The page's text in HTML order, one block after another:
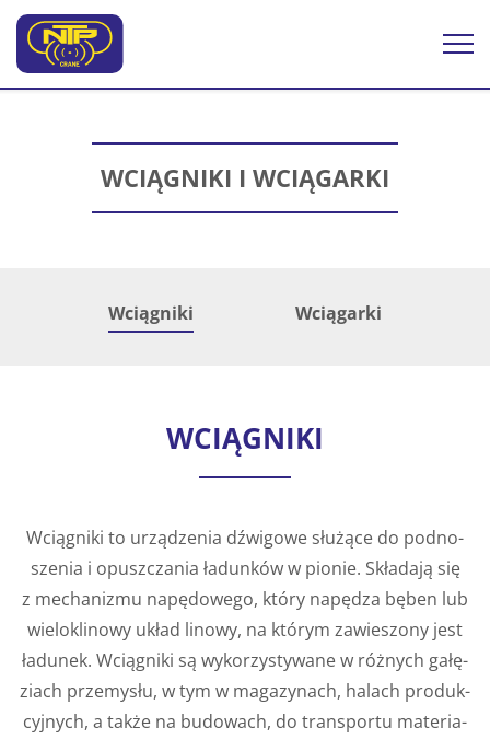
WCIĄGNIKI I WCIĄGARKI
Wciągniki Wciągarki
WCIĄGNIKI
Wcią­gni­ki to urzą­dze­nia dźwi­go­we słu­żą­ce do pod­no­
sze­nia i opusz­cza­nia ła­dun­ków w pio­nie. Skła­da­ją się
z me­cha­ni­zmu na­pę­do­we­go, który na­pę­dza bęben lub
wie­lo­kli­no­wy układ li­no­wy, na któ­rym za­wie­szo­ny jest
ła­du­nek. Wcią­gni­ki są wy­ko­rzy­sty­wa­ne w róż­nych ga­łę­
ziach prze­my­słu, w tym w ma­ga­zy­nach, ha­lach pro­duk­
cyj­nych, a także na bu­do­wach, do trans­por­tu ma­te­ria­